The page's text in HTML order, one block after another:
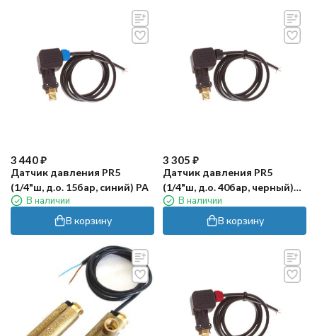
3 440₽
Датчик давления PR5
(1/4"ш, д.о. 15бар, синий) PA
В наличии
В корзину
3 305 ₽
Датчик давления PR5
(1/4"ш, д.о. 40бар, черный)
PA В наличии
В корзину